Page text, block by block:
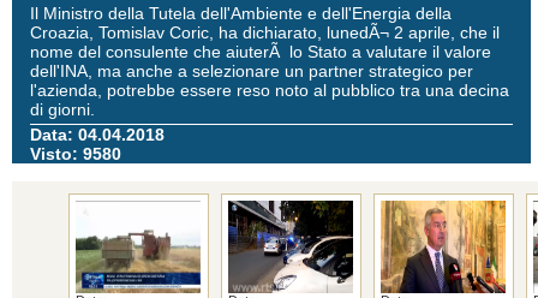
Il Ministro della Tutela dell'Ambiente e dell'Energia della
Croazia, Tomislav Coric, ha dichiarato, lunedÃ¬ 2 aprile, che il
nome del consulente che aiuterÃ lo Stato a valutare il valore
dell'INA, ma anche a selezionare un partner strategico per
l'azienda, potrebbe essere reso noto al pubblico tra una decina
di giorni.
Data: 04.04.2018
Visto: 9580